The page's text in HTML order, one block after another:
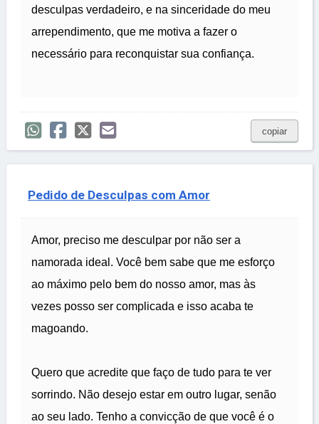
desculpas verdadeiro, e na sinceridade do meu
arrependimento, que me motiva a fazer o
necessário para reconquistar sua confiança.
copiar
Pedido de Desculpas com Amor
Amor, preciso me desculpar por não ser a
namorada ideal. Você bem sabe que me esforço
ao máximo pelo bem do nosso amor, mas às
vezes posso ser complicada e isso acaba te
magoando.
Quero que acredite que faço de tudo para te ver
sorrindo. Não desejo estar em outro lugar, senão
ao seu lado. Tenho a convicção de que você é o